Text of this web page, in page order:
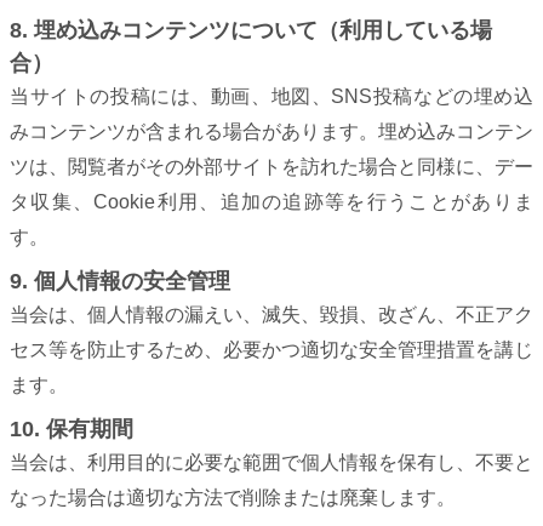
8. 埋め込みコンテンツについて（利用している場
合）
当サイトの投稿には、動画、地図、SNS投稿などの埋め込
みコンテンツが含まれる場合があります。埋め込みコンテン
ツは、閲覧者がその外部サイトを訪れた場合と同様に、デー
タ収集、Cookie利用、追加の追跡等を行うことがありま
す。
9. 個人情報の安全管理
当会は、個人情報の漏えい、滅失、毀損、改ざん、不正アク
セス等を防止するため、必要かつ適切な安全管理措置を講じ
ます。
10. 保有期間
当会は、利用目的に必要な範囲で個人情報を保有し、不要と
なった場合は適切な方法で削除または廃棄します。